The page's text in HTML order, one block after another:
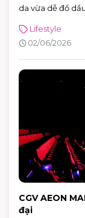
da vừa dễ đổ
đúng vài
chống nắng
Lifestyle
02/06/2026
CGV AEON
đại